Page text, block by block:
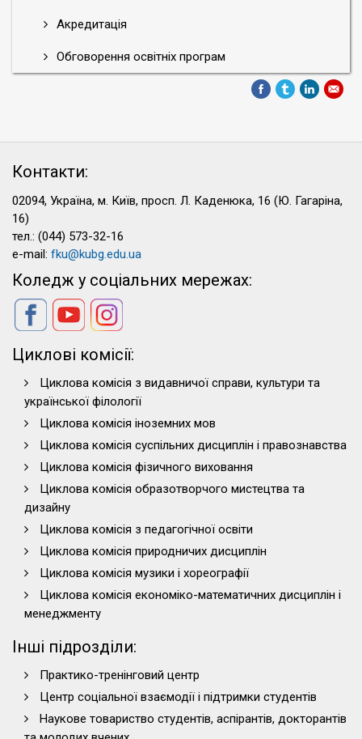
Акредитація
Обговорення освітніх програм
Контакти:
02094, Україна, м. Київ, просп. Л. Каденюка, 16 (Ю. Гагаріна,
16)
тел.: (044) 573-32-16
e-mail: fku@kubg.edu.ua
Коледж у соціальних мережах:
Циклові комісії:
Циклова комісія з видавничої справи, культури та
української філології
Циклова комісія іноземних мов
Циклова комісія суспільних дисциплін і правознавства
Циклова комісія фізичного виховання
Циклова комісія образотворчого мистецтва та
дизайну
Циклова комісія з педагогічної освіти
Циклова комісія природничих дисциплін
Циклова комісія музики і хореографії
Циклова комісія економіко-математичних дисциплін і
менеджменту
Інші підрозділи:
Практико-тренінговий центр
Центр соціальної взаємодії і підтримки студентів
Наукове товариство студентів, аспірантів, докторантів